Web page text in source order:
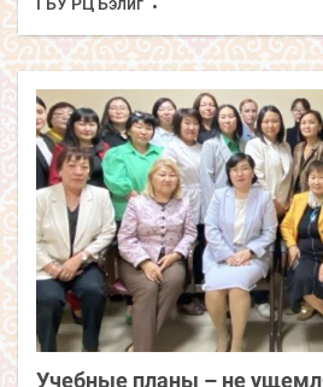
Учебные планы – не